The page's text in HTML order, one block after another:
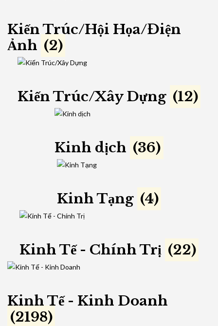
Kiến Trúc/Hội Họa/Điện
Ảnh (2)
Kiến Trúc/Xây Dựng (12)
Kinh dịch (36)
Kinh Tạng (4)
Kinh Tế - Chính Trị (22)
Kinh Tế - Kinh Doanh
(2198)